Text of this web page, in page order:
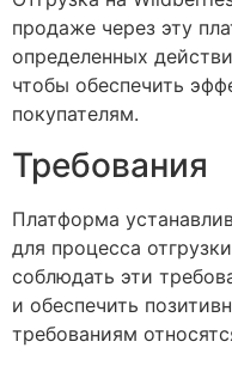
продаже через эту
определенных
чтобы обеспечить
покупателям.
Требования
Платформа
для процесса
соблюдать эти
и обеспечить
требованиям